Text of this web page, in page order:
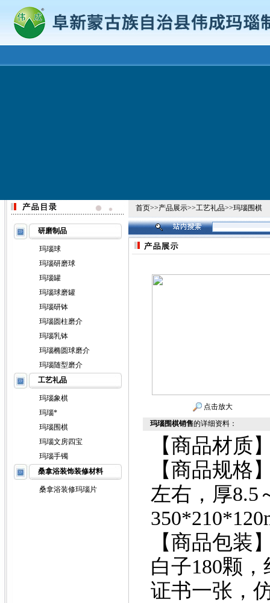
研磨制品
玛瑙球
玛瑙研磨球
玛瑙罐
玛瑙球磨罐
玛瑙研钵
玛瑙圆柱磨介
玛瑙乳钵
玛瑙椭圆球磨介
玛瑙随型磨介
工艺礼品
玛瑙象棋
玛瑙*
玛瑙围棋
玛瑙文房四宝
玛瑙手镯
桑拿浴装饰装修材料
桑拿浴装修玛瑙片
首页>>产品展示>>工艺礼品>>玛瑙围棋
点击放大
玛瑙围棋销售的详细资料：
【商品材质
【商品规格
左右，厚8.5
【商品包装
白子180颗
证书一张，